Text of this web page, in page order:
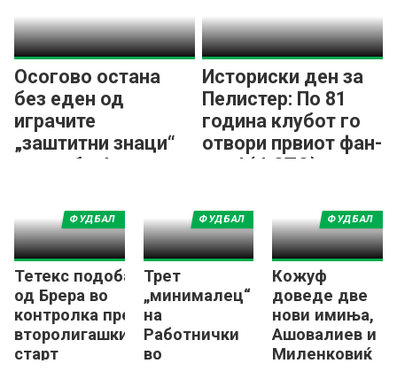
Осогово остана
без еден од
играчите
„заштитни знаци“
на клубот!
Историски ден за
Пелистер: По 81
година клубот го
отвори првиот фан-
шоп! (ФОТО)
Тетекс подобар
од Брера во
контролка пред
второлигашкиот
старт
ФУДБАЛ
Трет
„минималец“
на
Работнички
во
ФУДБАЛ
Кожуф
доведе две
нови имиња,
Ашовалиев и
Миленковиќ
ФУДБАЛ